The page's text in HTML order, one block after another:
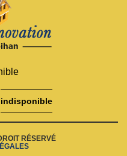
indisponible
RÉSERVÉ